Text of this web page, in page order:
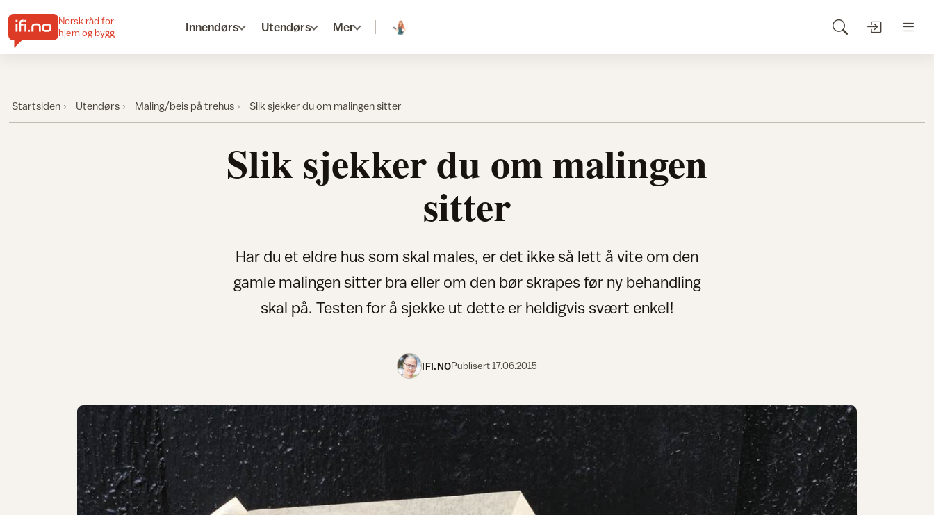
Norsk råd for
hjem og bygg
Innendørs Utendørs Mer
Startsiden Utendørs Maling/beis på trehus Slik sjekker du om malingen sitter
Slik sjekker du om malingen
sitter
Har du et eldre hus som skal males, er det ikke så lett å vite om den
gamle malingen sitter bra eller om den bør skrapes før ny behandling
skal på. Testen for å sjekke ut dette er heldigvis svært enkel!
IFI.NOPublisert17.06.2015